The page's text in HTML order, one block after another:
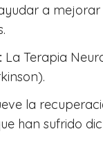
a
La Terapia
la
han sufrido